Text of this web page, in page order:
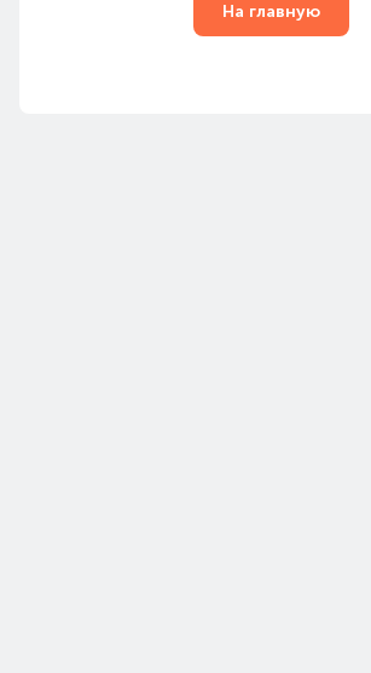
На главную